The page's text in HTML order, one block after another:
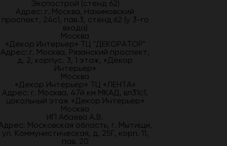
Экспострой (стенд 62)
Адрес: г. Москва, Нахимовский
проспект, 24с1, пав.3, стенд 62 (у 3-го
входа)
Москва
«Декор Интерьер» ТЦ "ДЕКОРАТОР"
Адрес: г. Москва, Рязанский проспект,
д. 2, корпус. 3, 1 этаж, «Декор
Интерьер»
Москва
«Декор Интерьер» ТЦ «ЛЕНТА»
Адрес: г. Москва, 47й км МКАД, вл31с1,
цокольный этаж «Декор Интерьер»
Москва
ИП Абаева А.В.
Московская область, г. Мытищи,
ул. Коммунистическая, д. 25Г, корп. 11,
пав. 20